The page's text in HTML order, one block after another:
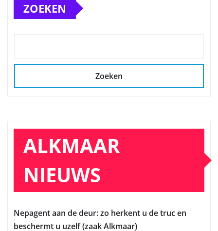
ZOEKEN
Zoeken
ALKMAAR
NIEUWS
Nepagent aan de deur: zo herkent u de truc en
beschermt u uzelf (zaak Alkmaar)